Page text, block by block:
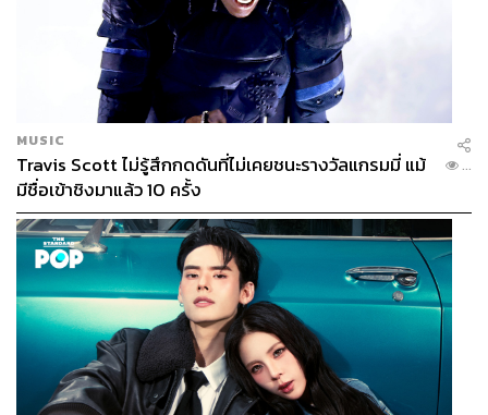
MUSIC
Travis Scott ไม่รู้สึกกดดันที่ไม่เคยชนะรางวัลแกรมมี่ แม้
มีชื่อเข้าชิงมาแล้ว 10 ครั้ง
...